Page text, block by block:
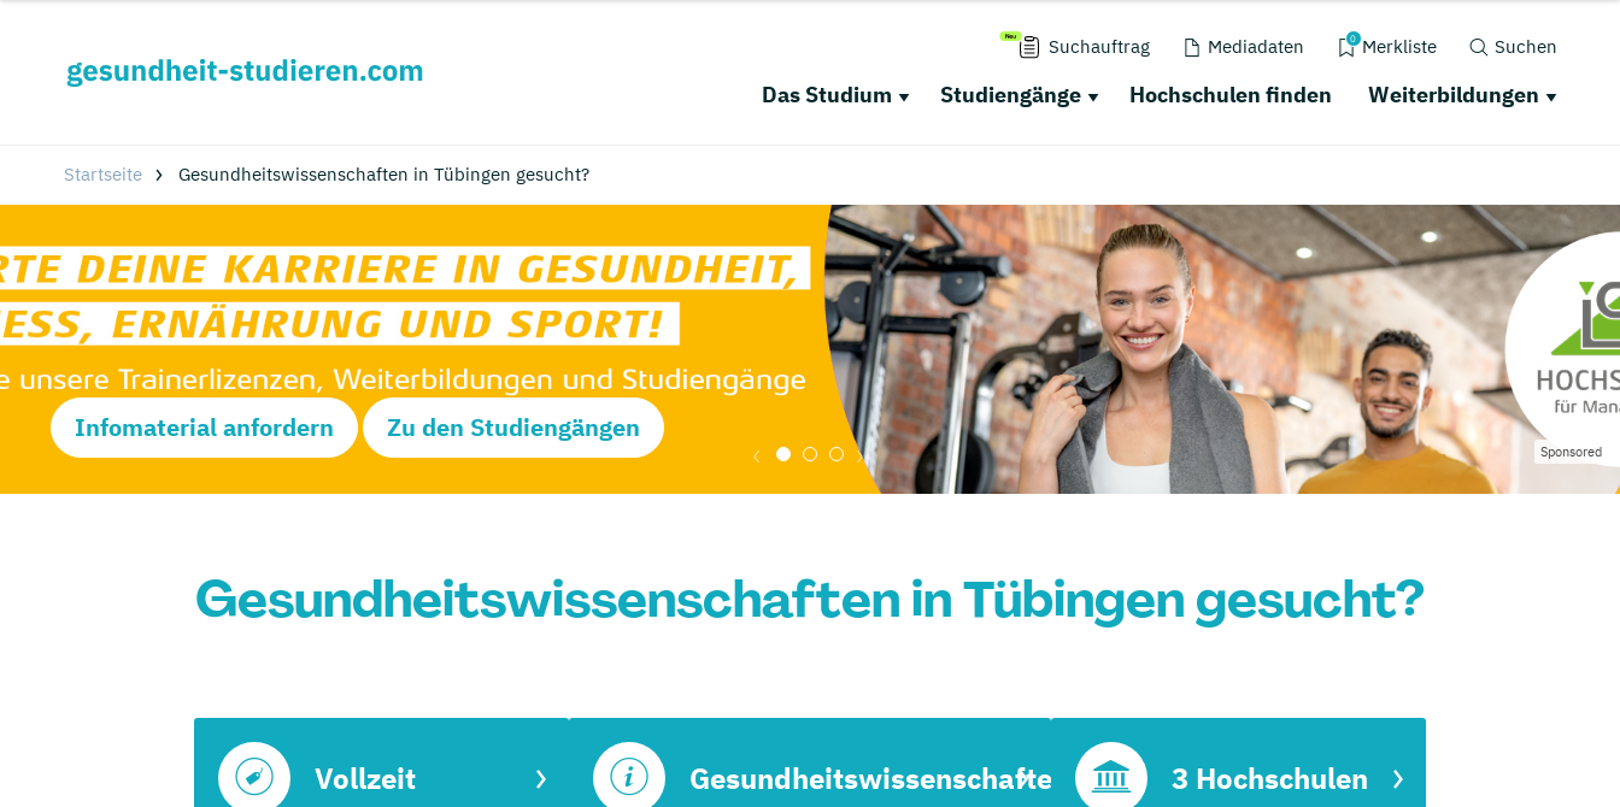
Suchauftrag Mediadaten 0 Merkliste Suchen
Das Studium Studiengänge Hochschulen finden Weiterbildungen
Startseite Gesundheitswissenschaften in Tübingen gesucht?
Infomaterial anfordern Zu den Studiengängen
Sponsored
Gesundheitswissenschaften in Tübingen gesucht?
Vollzeit Gesundheitswissenschaften 3 Hochschulen